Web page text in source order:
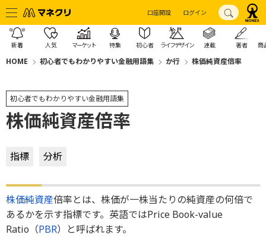
口座開設 ログイン
新着 人気 マーケット 特集 初心者 ライフデザイン 連載 著者 商
HOME 初心者でもわかりやすい金融用語集 か行 株価純資産倍率
初心者でもわかりやすい金融用語集
株価純資産倍率
指標 分析
株価純資産倍率とは、株価が一株当たりの純資産の何倍で
あるかを示す指標です。英語ではPrice Book-value
Ratio（PBR）と呼ばれます。